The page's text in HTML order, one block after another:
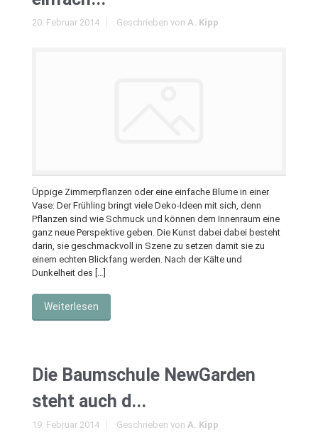
20. Februar 2014 Geschrieben von A. Kipp
Üppige Zimmerpflanzen oder eine einfache Blume in einer
Vase: Der Frühling bringt viele Deko-Ideen mit sich, denn
Pflanzen sind wie Schmuck und können dem Innenraum eine
ganz neue Perspektive geben. Die Kunst dabei dabei besteht
darin, sie geschmackvoll in Szene zu setzen damit sie zu
einem echten Blickfang werden. Nach der Kälte und
Dunkelheit des […]
Weiterlesen
Die Baumschule NewGarden
steht auch d...
19. Februar 2014 Geschrieben von A. Kipp